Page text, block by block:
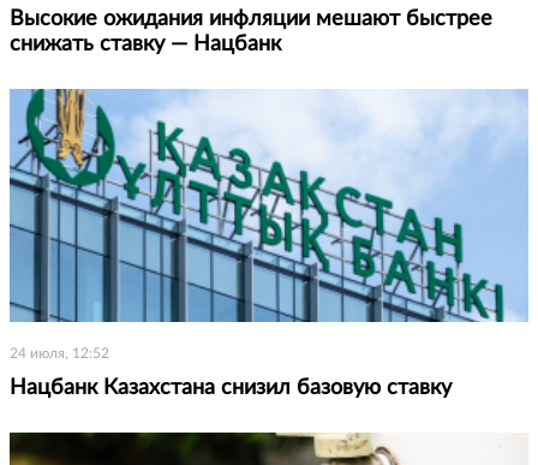
Высокие ожидания инфляции мешают быстрее
снижать ставку — Нацбанк
24 июля, 12:52
Нацбанк Казахстана снизил базовую ставку